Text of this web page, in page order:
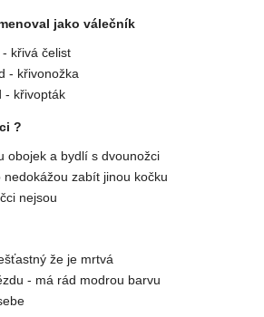
jako válečník
křivá čelist
- křivonožka
- křivopták
?
obojek a bydlí s dvounožci
nedokážou zabít jinou kočku
nejsou
že je mrtvá
- má rád modrou barvu